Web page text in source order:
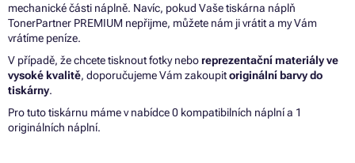
mechanické části náplně. Navíc, pokud Vaše tiskárna náplň
TonerPartner PREMIUM nepřijme, můžete nám ji vrátit a my Vám
vrátíme peníze.
V případě, že chcete tisknout fotky neboreprezentační materiály ve
vysoké kvalitě, doporučujeme Vám zakoupitoriginální barvy do
tiskárny.
Pro tuto tiskárnu máme v nabídce 0 kompatibilních náplní a 1
originálních náplní.